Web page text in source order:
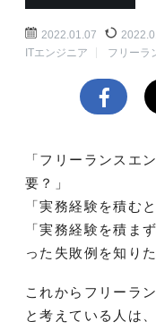
2022.01.07
ITエンジニア
フリーラ
「フリーランスエ
要？」
「実務経験を積む
「実務経験を積ま
った失敗例を知りた
これからフリーラ
と考えている人は